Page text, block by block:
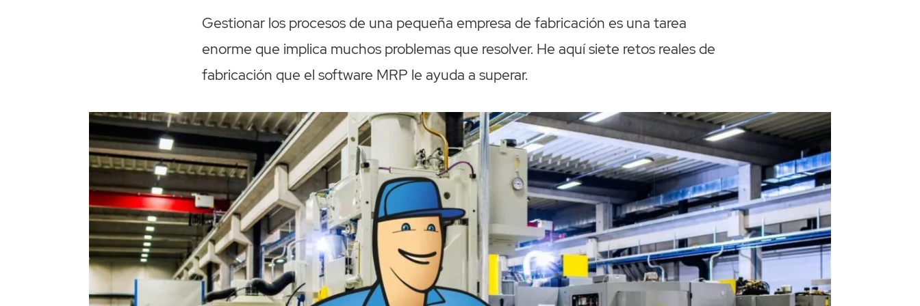
Gestionar los procesos de una pequeña empresa de fabricación es una tarea
enorme que implica muchos problemas que resolver. He aquí siete retos reales de
fabricación que el software MRP le ayuda a superar.